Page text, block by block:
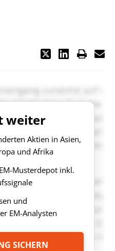
weiter
Aktien in Asien,
und Afrika
Musterdepot inkl.
und
EM-Analysten
SICHERN